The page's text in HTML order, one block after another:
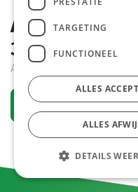
Alu deksel
300 stuks
Active
Request an
TARGETING
FUNCTIONEEL
ALLES
ALLES
DETAILS